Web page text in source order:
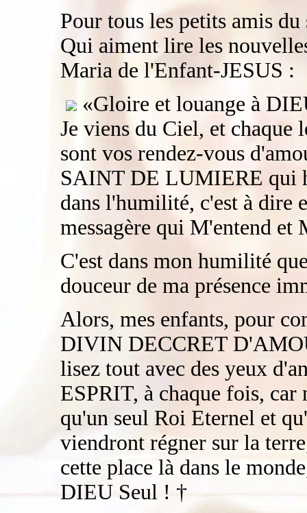
Pour tous les petits amis
Qui aiment lire les
Maria de l'Enfant-JESUS :
«Gloire et louange à
Je viens du Ciel, et chaque
sont vos rendez-vous
SAINT DE LUMIERE qui
dans l'humilité, c'est à dire
messagère qui M'entend et
C'est dans mon humilité
douceur de ma présence
Alors, mes enfants, pour
DIVIN DECCRET
lisez tout avec des yeux
ESPRIT, à chaque fois,
qu'un seul Roi Eternel et
viendront régner sur la
cette place là dans le
DIEU Seul ! †